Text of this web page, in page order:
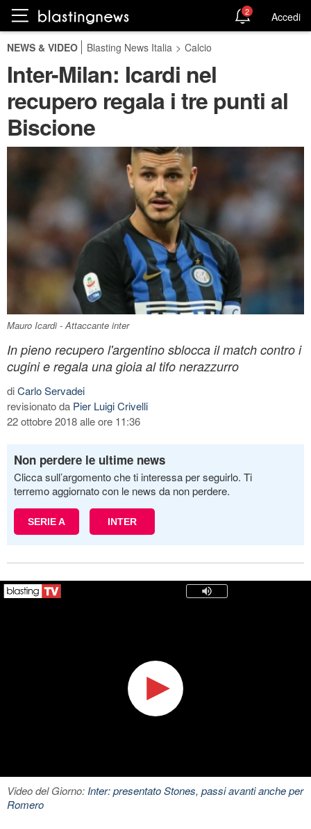
2 Accedi
NEWS & VIDEO Blasting News Italia > Calcio
Inter-Milan: Icardi nel
recupero regala i tre punti al
Biscione
Mauro Icardi - Attaccante inter
In pieno recupero l'argentino sblocca il match contro i
cugini e regala una gioia al tifo nerazzurro
diCarlo Servadei
revisionato da Pier Luigi Crivelli
22 ottobre 2018 alle ore 11:36
Non perdere le ultime news
Clicca sull’argomento che ti interessa per seguirlo. Ti
terremo aggiornato con le news da non perdere.
SERIE A INTER
Video del Giorno:Inter: presentato Stones, passi avanti anche per
Romero